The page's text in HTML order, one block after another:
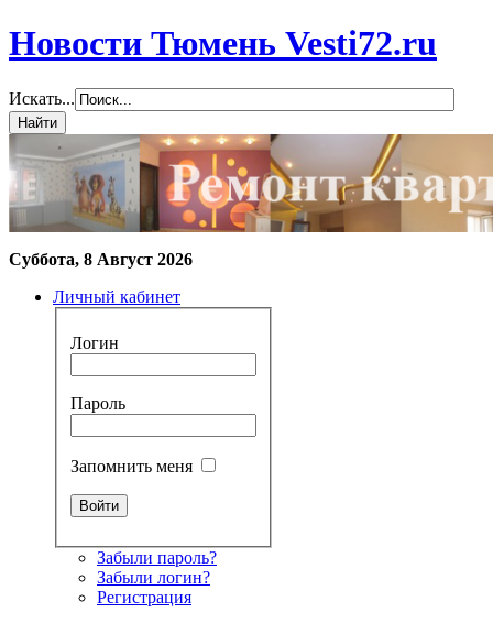
Новости Тюмень Vesti72.ru
Искать...
Суббота, 8 Август 2026
Личный кабинет
Логин
Пароль
Запомнить меня
Забыли пароль?
Забыли логин?
Регистрация